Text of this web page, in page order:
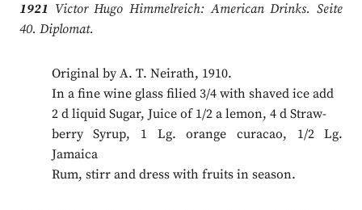
1921 Victor Hugo Himmelreich: American Drinks. Seite
40. Diplomat.
Original by A. T. Neirath, 1910.
In a fine wine glass filied 3/4 with shaved ice add
2 d liquid Sugar, Juice of 1/2 a lemon, 4 d Straw-
berry Syrup, 1 Lg. orange curacao, 1/2 Lg.
Jamaica
Rum, stirr and dress with fruits in season.